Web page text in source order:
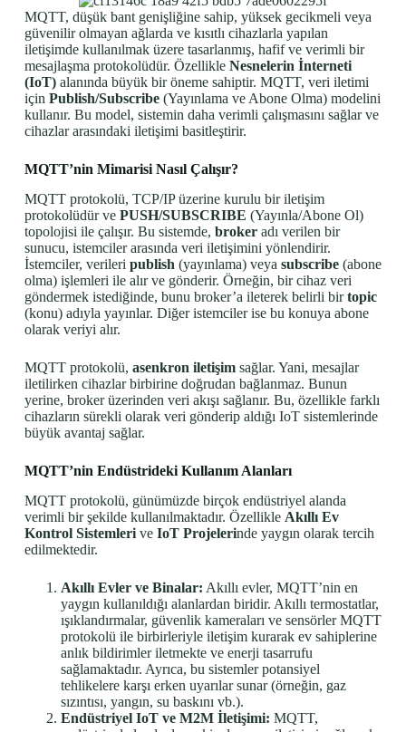
MQTT, düşük bant genişliğine sahip, yüksek gecikmeli veya
güvenilir olmayan ağlarda ve kısıtlı cihazlarla yapılan
iletişimde kullanılmak üzere tasarlanmış, hafif ve verimli bir
mesajlaşma protokolüdür. Özellikle Nesnelerin İnterneti
(IoT)alanında büyük bir öneme sahiptir. MQTT, veri iletimi
için Publish/Subscribe(Yayınlama ve Abone Olma) modelini
kullanır. Bu model, sistemin daha verimli çalışmasını sağlar ve
cihazlar arasındaki iletişimi basitleştirir.
MQTT’nin Mimarisi Nasıl Çalışır?
MQTT protokolü, TCP/IP üzerine kurulu bir iletişim
protokolüdür ve PUSH/SUBSCRIBE (Yayınla/Abone Ol)
topolojisi ile çalışır. Bu sistemde, brokeradı verilen bir
sunucu, istemciler arasında veri iletişimini yönlendirir.
İstemciler, verileri publish (yayınlama) veya subscribe(abone
olma) işlemleri ile alır ve gönderir. Örneğin, bir cihaz veri
göndermek istediğinde, bunu broker’a ileterek belirli birtopic
(konu) adıyla yayınlar. Diğer istemciler ise bu konuya abone
olarak veriyi alır.
MQTT protokolü, asenkron iletişimsağlar. Yani, mesajlar
iletilirken cihazlar birbirine doğrudan bağlanmaz. Bunun
yerine, broker üzerinden veri akışı sağlanır. Bu, özellikle farklı
cihazların sürekli olarak veri gönderip aldığı IoT sistemlerinde
büyük avantaj sağlar.
MQTT’nin Endüstrideki Kullanım Alanları
MQTT protokolü, günümüzde birçok endüstriyel alanda
verimli bir şekilde kullanılmaktadır. Özellikle Akıllı Ev
Kontrol Sistemlerive IoT Projelerinde yaygın olarak tercih
edilmektedir.
Akıllı Evler ve Binalar: Akıllı evler, MQTT’nin en
yaygın kullanıldığı alanlardan biridir. Akıllı termostatlar,
ışıklandırmalar, güvenlik kameraları ve sensörler MQTT
protokolü ile birbirleriyle iletişim kurarak ev sahiplerine
anlık bildirimler iletmekte ve enerji tasarrufu
sağlamaktadır. Ayrıca, bu sistemler potansiyel
tehlikelere karşı erken uyarılar sunar (örneğin, gaz
sızıntısı, yangın, su baskını vb.).
Endüstriyel IoT ve M2M İletişimi: MQTT,